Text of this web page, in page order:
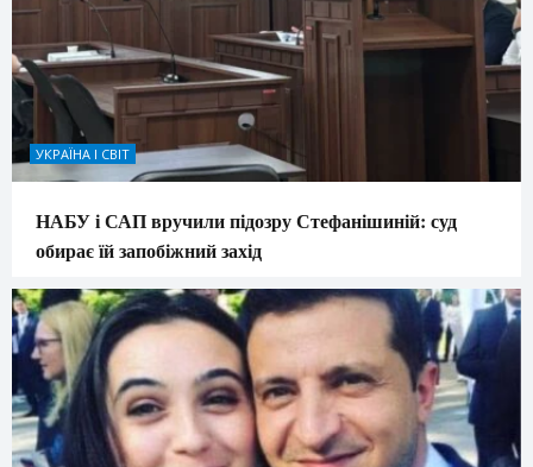
УКРАЇНА І СВІТ
НАБУ і САП вручили підозру Стефанішиній: суд
обирає їй запобіжний захід